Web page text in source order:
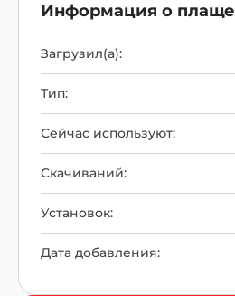
Информация о плаще
Загрузил(а):
Тип:
Сейчас используют:
Скачиваний:
Установок:
Дата добавления: